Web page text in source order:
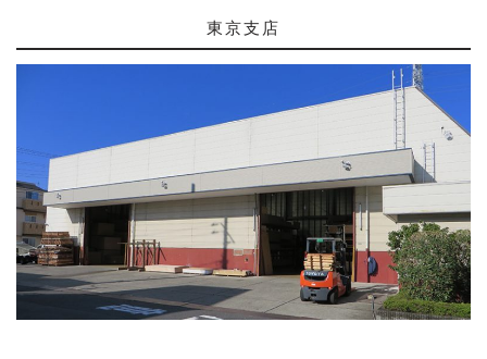
東京支店